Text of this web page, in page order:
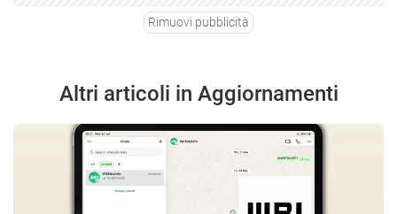
Rimuovi pubblicità
Altri articoli in Aggiornamenti